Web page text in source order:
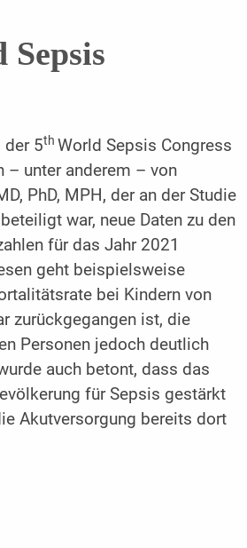
der 5th World Sepsis Congress
– unter anderem – von
PhD, MPH, der an der Studie
beteiligt war, neue Daten zu den
für das Jahr 2021
geht beispielsweise
bei Kindern von
zurückgegangen ist, die
Personen jedoch deutlich
auch betont, dass das
für Sepsis gestärkt
Akutversorgung bereits dort